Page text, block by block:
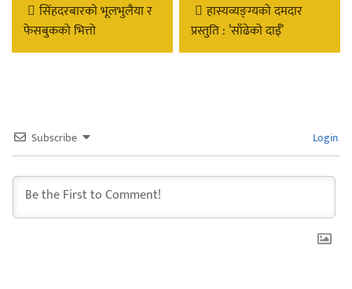
सिंहदरबारको भूलभुलैया र
फेसबुकको भित्तो
हास्यव्यङ्ग्यको दमदार
प्रस्तुति : ’साँढेको दाईँ’
Subscribe Login